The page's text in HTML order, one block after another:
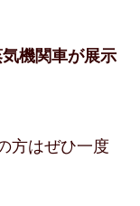
機関車が展示
方はぜひ一度